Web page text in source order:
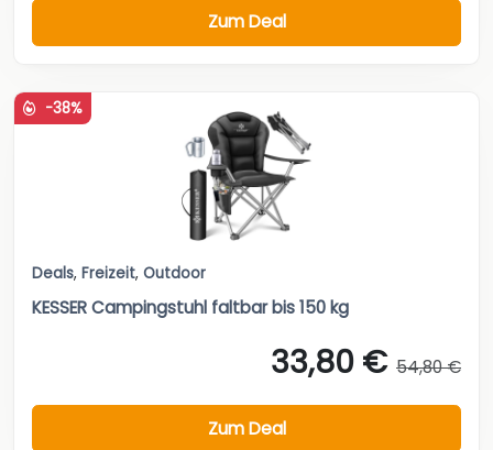
Zum Deal
-38%
Deals, Freizeit, Outdoor
KESSER Campingstuhl faltbar bis 150 kg
33,80 € 54,80 €
Zum Deal